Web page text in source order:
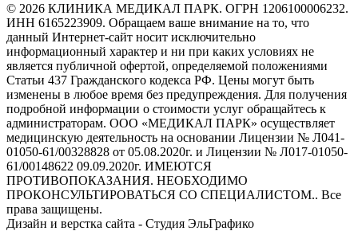
© 2026 КЛИНИКА МЕДИКАЛ ПАРК. ОГРН 1206100006232.
ИНН 6165223909. Обращаем ваше внимание на то, что
данный Интернет-сайт носит исключительно
информационный характер и ни при каких условиях не
является публичной офертой, определяемой положениями
Статьи 437 Гражданского кодекса РФ. Цены могут быть
изменены в любое время без предупреждения. Для получения
подробной информации о стоимости услуг обращайтесь к
администраторам. ООО «МЕДИКАЛ ПАРК» осуществляет
медицинскую деятельность на основании Лицензии № Л041-
01050-61/00328828 от 05.08.2020г. и Лицензии № Л017-01050-
61/00148622 09.09.2020г. ИМЕЮТСЯ
ПРОТИВОПОКАЗАНИЯ. НЕОБХОДИМО
ПРОКОНСУЛЬТИРОВАТЬСЯ СО СПЕЦИАЛИСТОМ.. Все
права защищены.
Дизайн и верстка сайта - Студия ЭльГрафико